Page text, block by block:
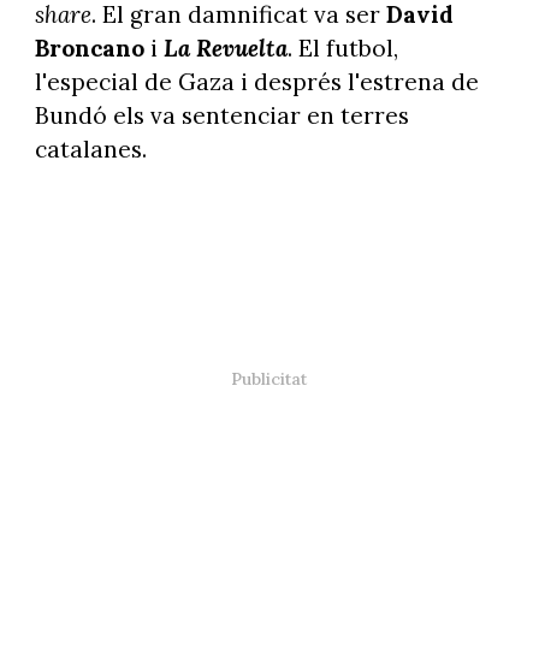
share. El gran damnificat va ser David
Broncanoi La Revuelta. El futbol,
l'especial de Gaza i després l'estrena de
Bundó els va sentenciar en terres
catalanes.